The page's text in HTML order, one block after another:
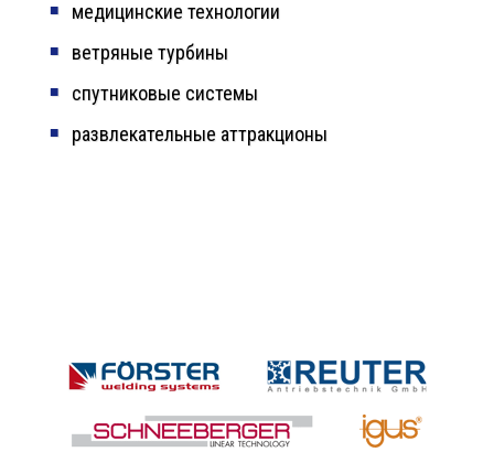
медицинские технологии
ветряные турбины
спутниковые системы
развлекательные аттракционы